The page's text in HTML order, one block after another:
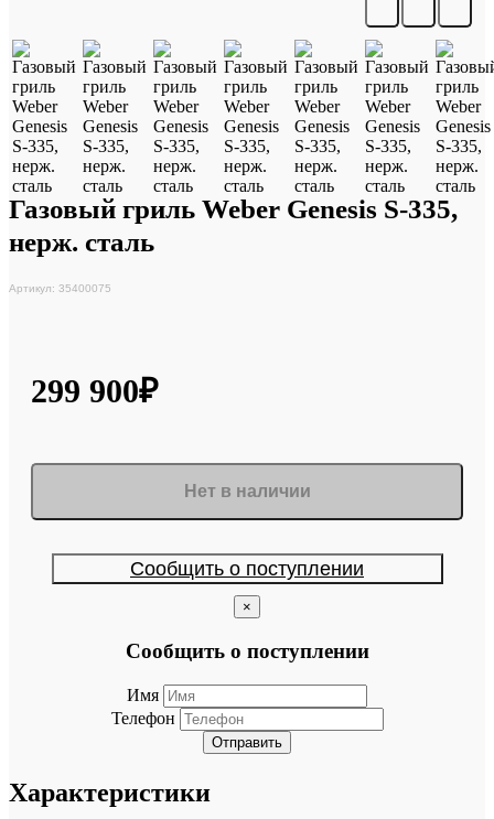
Газовый гриль Weber Genesis S-335,
нерж. сталь
Артикул: 35400075
299 900₽
Нет в наличии
Сообщить о поступлении
×
Сообщить о поступлении
Имя
Телефон
Отправить
Характеристики